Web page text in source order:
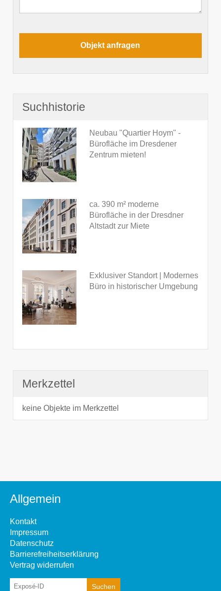
Suchhistorie
Neubau "Quartier Hoym" -
Bürofläche im Dresdener
Zentrum mieten!
ca. 390 m² moderne
Bürofläche in der Dresdner
Altstadt zur Miete
Exklusiver Standort | Modernes
Büro in historischer Umgebung
Merkzettel
keine Objekte im Merkzettel
Allgemein
Kontakt
Impressum
Datenschutz
Barrierefreiheitserklärung
Vertrag widerrufen